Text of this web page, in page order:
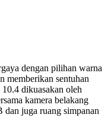
dengan pilihan warna
memberikan sentuhan
dikuasakan oleh
kamera belakang
juga ruang simpanan